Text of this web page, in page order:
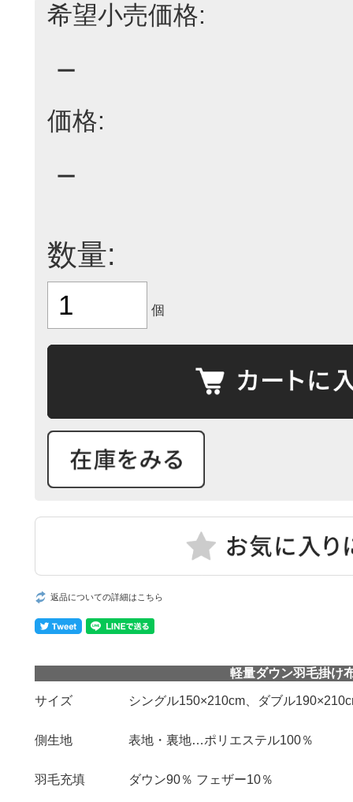
希望小売価格:
－
価格:
－
数量:
個
返品についての詳細はこちら
軽量ダウン羽毛掛け
サイズ シングル150×210cm、ダブル
側生地 表地・裏地…ポリエステル100％
羽毛充填 ダウン90％ フェザー10％